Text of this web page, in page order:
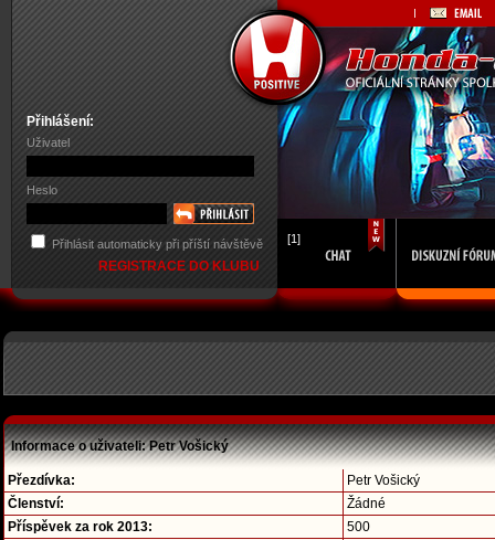
Přihlášení:
Uživatel
Heslo
Přihlásit automaticky při příští návštěvě
REGISTRACE DO KLUBU
[1]
Informace o uživateli: Petr Vošický
Přezdívka:
Petr Vošický
Členství:
Žádné
Příspěvek za rok 2013:
500